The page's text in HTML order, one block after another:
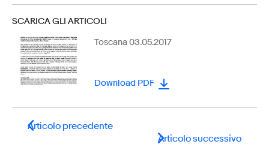
SCARICA GLI ARTICOLI
Toscana 03.05.2017
Download PDF
Articolo precedente
Articolo successivo